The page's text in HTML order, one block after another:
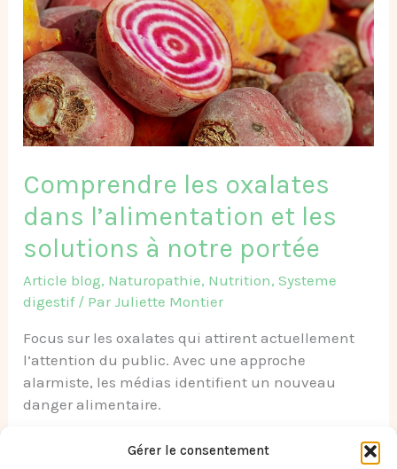
Gérer le consentement
Comprendre les oxalates
dans l’alimentation et les
solutions à notre portée​
Article blog, Naturopathie, Nutrition,Systeme
digestif/ ParJuliette Montier
Focus sur les oxalates qui attirent actuellement
l’attention du public. Avec une approche
alarmiste, les médias identifient un nouveau
danger alimentaire.
l’alimentation
et
les
solutions
à
notre
portée​